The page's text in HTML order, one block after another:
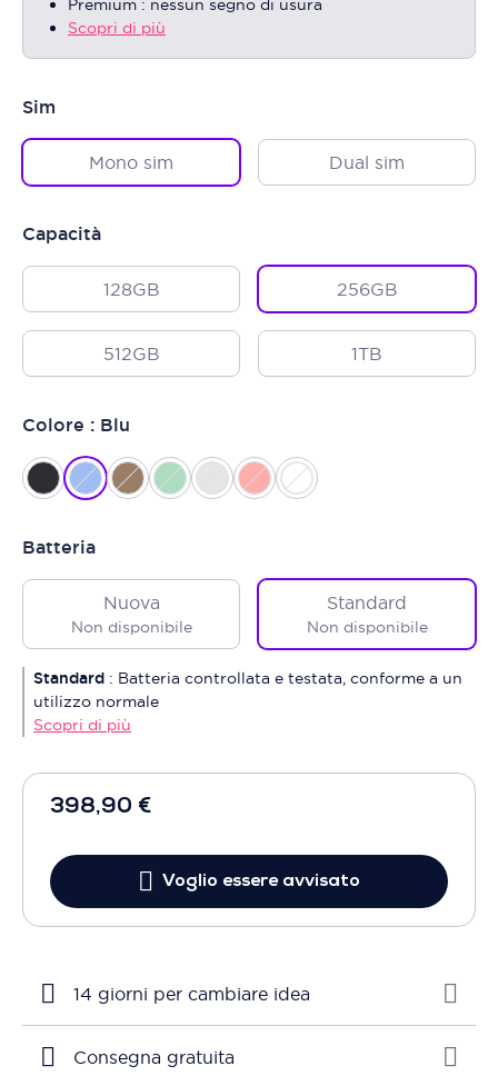
398,90 €
Voglio essere avvisato
Premium : nessun segno di usura
Scopri di più
Sim
Mono sim Dual sim
Capacità
128GB 256GB
512GB 1TB
Colore : Blu
Batteria
Nuova
Non disponibile
Standard
Non disponibile
Standard : Batteria controllata e testata, conforme a un
utilizzo normale
Scopri di più
14 giorni per cambiare idea
Consegna gratuita